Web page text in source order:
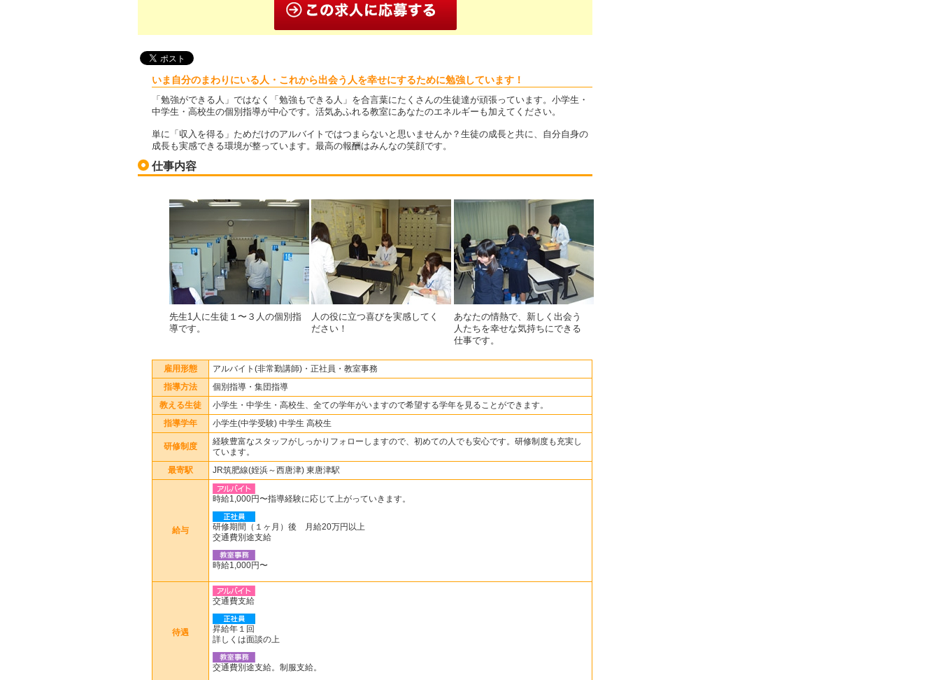
いま自分のまわりにいる人・これから出会う人を幸せにするために勉強しています！
「勉強ができる人」ではなく「勉強もできる人」を合言葉にたくさんの生徒達が頑張っています。小学生・
中学生・高校生の個別指導が中心です。活気あふれる教室にあなたのエネルギーも加えてください。
単に「収入を得る」ためだけのアルバイトではつまらないと思いませんか？生徒の成長と共に、自分自身の
成長も実感できる環境が整っています。最高の報酬はみんなの笑顔です。
仕事内容
先生1人に生徒１〜３人の個別指
導です。
人の役に立つ喜びを実感してく
ださい！
あなたの情熱で、新しく出会う
人たちを幸せな気持ちにできる
仕事です。
雇用形態 アルバイト(非常勤講師)・正社員・教室事務
指導方法 個別指導・集団指導
教える生徒 小学生・中学生・高校生、全ての学年がいますので希望する学年を見ることができます。
指導学年 小学生(中学受験) 中学生 高校生
研修制度
経験豊富なスタッフがしっかりフォローしますので、初めての人でも安心です。研修制度も充実し
ています。
最寄駅 JR筑肥線(姪浜～西唐津) 東唐津駅
給与
時給1,000円〜指導経験に応じて上がっていきます。
研修期間（１ヶ月）後 月給20万円以上
交通費別途支給
時給1,000円〜
待遇
交通費支給
昇給年１回
詳しくは面談の上
交通費別途支給。制服支給。